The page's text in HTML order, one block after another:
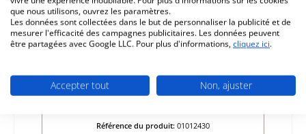
Haas-Sohn Breisgau 172.17 pierre latérale
gauche
Référence du produit: 01012430
que nous utilisons, ouvrez les paramètres.
Les données sont collectées dans le but de personnaliser la publicité et de
mesurer l'efficacité des campagnes publicitaires. Les données peuvent
être partagées avec Google LLC. Pour plus d'informations, cliquez ici.
Accepter tout Non, ajuster